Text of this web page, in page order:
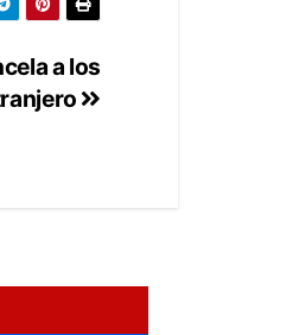
a los